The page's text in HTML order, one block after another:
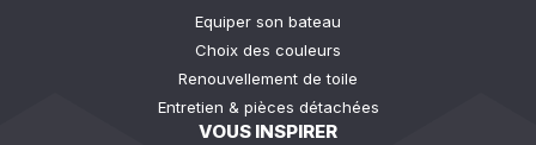
Equiper son bateau
Choix des couleurs
Renouvellement de toile
Entretien & pièces détachées
VOUS INSPIRER